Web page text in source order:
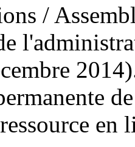
/
en